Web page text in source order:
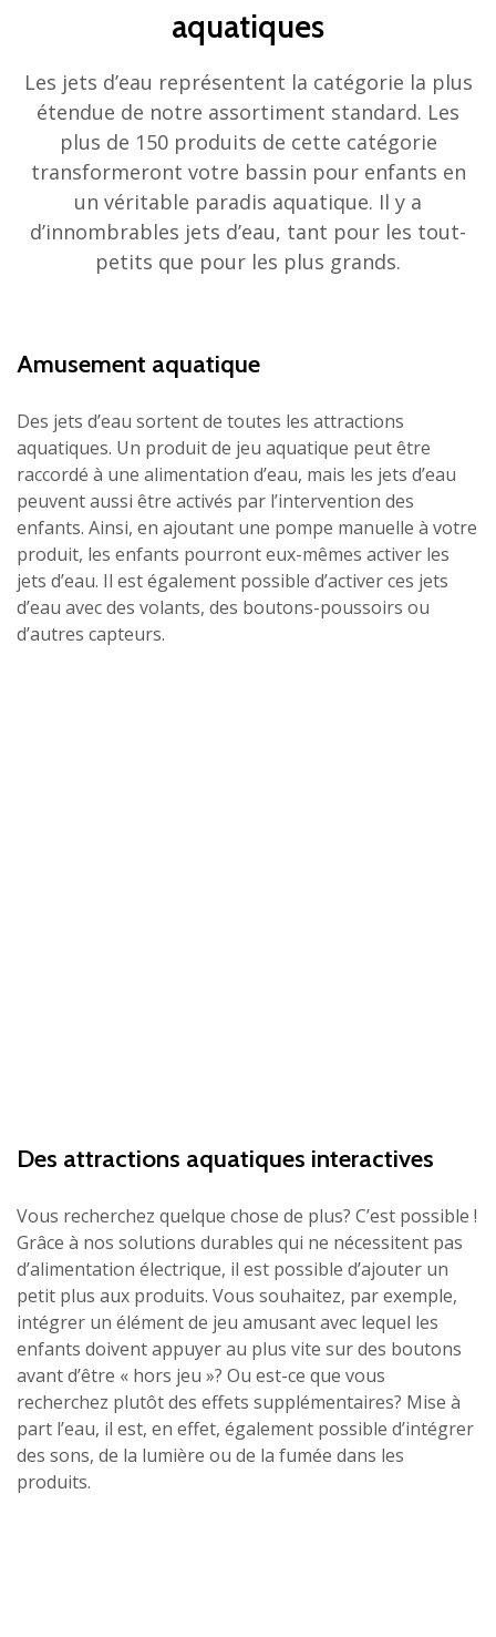
aquatiques
Les jets d’eau représentent la catégorie la plus
étendue de notre assortiment standard. Les
plus de 150 produits de cette catégorie
transformeront votre bassin pour enfants en
un véritable paradis aquatique. Il y a
d’innombrables jets d’eau, tant pour les tout-
petits que pour les plus grands.
Amusement aquatique
Des jets d’eau sortent de toutes les attractions
aquatiques. Un produit de jeu aquatique peut être
raccordé à une alimentation d’eau, mais les jets d’eau
peuvent aussi être activés par l’intervention des
enfants. Ainsi, en ajoutant une pompe manuelle à votre
produit, les enfants pourront eux-mêmes activer les
jets d’eau. Il est également possible d’activer ces jets
d’eau avec des volants, des boutons-poussoirs ou
d’autres capteurs.
Des attractions aquatiques interactives
Vous recherchez quelque chose de plus? C’est possible !
Grâce à nos solutions durables qui ne nécessitent pas
d’alimentation électrique, il est possible d’ajouter un
petit plus aux produits. Vous souhaitez, par exemple,
intégrer un élément de jeu amusant avec lequel les
enfants doivent appuyer au plus vite sur des boutons
avant d’être « hors jeu »? Ou est-ce que vous
recherchez plutôt des effets supplémentaires? Mise à
part l’eau, il est, en effet, également possible d’intégrer
des sons, de la lumière ou de la fumée dans les
produits.